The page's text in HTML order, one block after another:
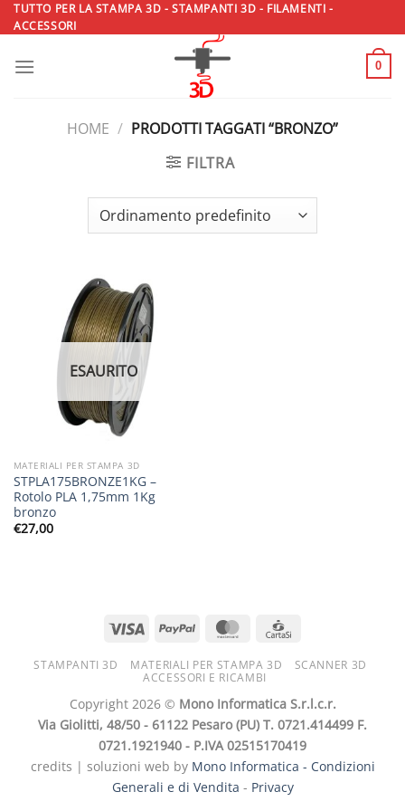
Salta
ai
TUTTO PER LA STAMPA 3D - STAMPANTI 3D - FILAMENTI -
ACCESSORI
0
HOME / PRODOTTI TAGGATI “BRONZO”
FILTRA
ESAURITO
MATERIALI PER STAMPA 3D
STPLA175BRONZE1KG –
Rotolo PLA 1,75mm 1Kg
bronzo
€27,00
STAMPANTI 3D MATERIALI PER STAMPA 3D
SCANNER 3D
ACCESSORI E RICAMBI
Copyright 2026 © Mono Informatica S.r.l.c.r.
Via Giolitti, 48/50 - 61122 Pesaro (PU) T. 0721.414499 F.
0721.1921940 - P.IVA 02515170419
credits | soluzioni web by Mono Informatica - Condizioni
Generali e di Vendita - Privacy